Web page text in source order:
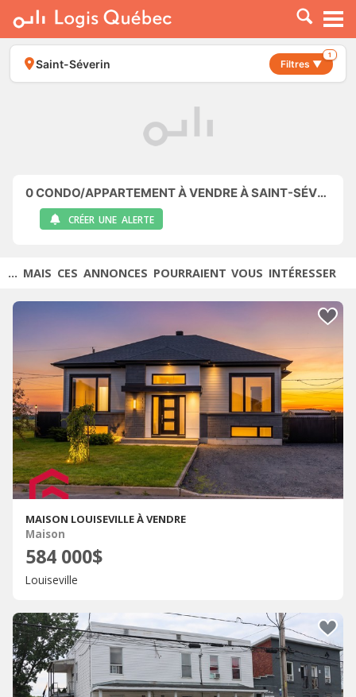
À LOUER
À VENDRE
PLACER UNE ANNONCE
Saint-Séverin Filtres ▼
1
0CONDO/APPARTEMENT À VENDRE À SAINT-SÉVERIN
CRÉER UNE ALERTE
... MAIS CES ANNONCES POURRAIENT VOUS INTÉRESSER
MAISON LOUISEVILLE À VENDRE
Maison
584 000$
Louiseville